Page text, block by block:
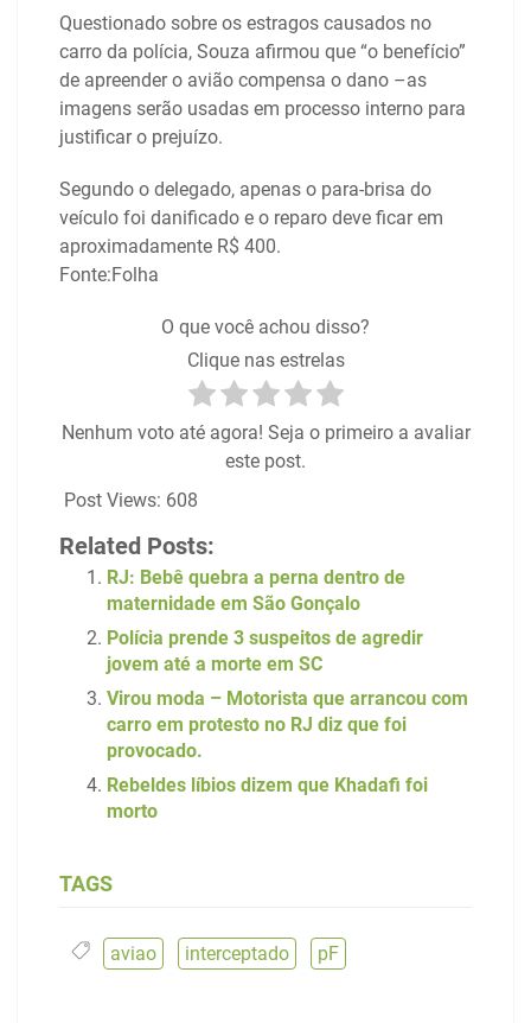
Questionado sobre os estragos causados no
carro da polícia, Souza afirmou que “o benefício”
de apreender o avião compensa o dano –as
imagens serão usadas em processo interno para
justificar o prejuízo.
Segundo o delegado, apenas o para-brisa do
veículo foi danificado e o reparo deve ficar em
aproximadamente R$ 400.
Fonte:Folha
O que você achou disso?
Clique nas estrelas
Nenhum voto até agora! Seja o primeiro a avaliar
este post.
Post Views: 608
Related Posts:
RJ: Bebê quebra a perna dentro de
maternidade em São Gonçalo
Polícia prende 3 suspeitos de agredir
jovem até a morte em SC
Virou moda – Motorista que arrancou com
carro em protesto no RJ diz que foi
provocado.
Rebeldes líbios dizem que Khadafi foi
morto
TAGS
aviao interceptado pF